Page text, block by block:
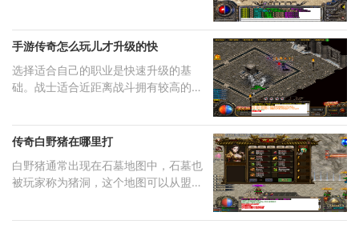
手游传奇怎么玩儿才升级的快
选择适合自己的职业是快速升级的基
础。战士适合近距离战斗拥有较高的生
传奇白野猪在哪里打
白野猪通常出现在石墓地图中，石墓也
被玩家称为猪洞，这个地图可以从盟重